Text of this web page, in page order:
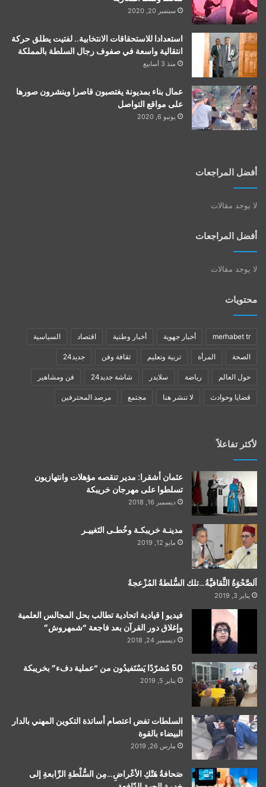
سبتمبر 20, 2020
استعدادا للاستحقاقات الانتخابية.. لفتيت يطلق حركة
انتقالية واسعة في صفوف رجال السلطة بالمملكة
منذ 3 أسابيع
عمال بناء بمديونة يغتصبون قاصرا وينشرون صورها
على مواقع التواصل
يونيو 6, 2020
أفضل المراجعات
لا يوجد مقالات
أفضل المراجعات
لا يوجد مقالات
محتويات
merhabet tr أخبار جهوية أخبار وطنية اقتصاد السياسية
الصحة المرأة تربية وتعليم ثقافة وفن جديد24
حول العالم رياضة سلايدر شاشة جديد24 فن ومشاهير
قضايا وحوادث لا تنشر هنا مجتمع مرصد المحترفين
لأكثر تفاعلاً
عثمان أشقرا: مدير تنقصه مؤهلات وانتهازيون
تسلطوا على مهرجان خريبكة
ديسمبر 16, 2018
مدينـة خريبكـة وخُطـى التَغييـر
مايو 12, 2019
اَلصَّحْوَةُ الثَّقافيَّةُ…تلك السُّلطةُ المُزْعجةُ
يناير 3, 2019
فيديو | قيادية اتحادية تطالب بحل المجالس العلمية
وإغلاق دور القرآن بعد فاجعة “شمهروش”
ديسمبر 24, 2018
50 مُشرّدًا يَسْتَفيدُون من “عملية دفء” بخريبكة
يناير 5, 2019
السلطات تفض اعتصام أساتذة التكوين المهني بالدار
البيضاء بالقوة
مارس 26, 2019
صَحافةُ هَتْكِ الأعْراضِ…مِن السُّلْطةِ الرِّابعةِ إلى